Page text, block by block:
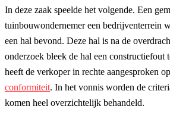
In deze zaak speelde het volgende. Een
tuinbouwondernemer een bedrijventerrein
een hal bevond. Deze hal is na de
onderzoek bleek de hal een constructiefout
heeft de verkoper in rechte aangesproken
conformiteit. In het vonnis worden de
komen heel overzichtelijk behandeld.